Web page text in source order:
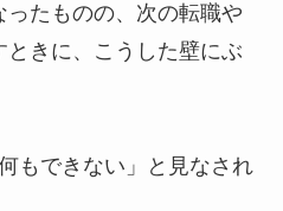
たものの、次の転職や
きに、こうした壁にぶ
もできない」と見なされ